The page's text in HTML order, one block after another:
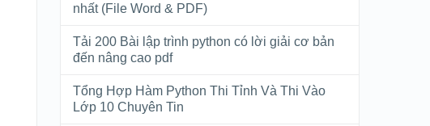
nhất (File Word & PDF)
Tải 200 Bài lập trình python có lời giải cơ bản
đến nâng cao pdf
Tổng Hợp Hàm Python Thi Tỉnh Và Thi Vào
Lớp 10 Chuyên Tin